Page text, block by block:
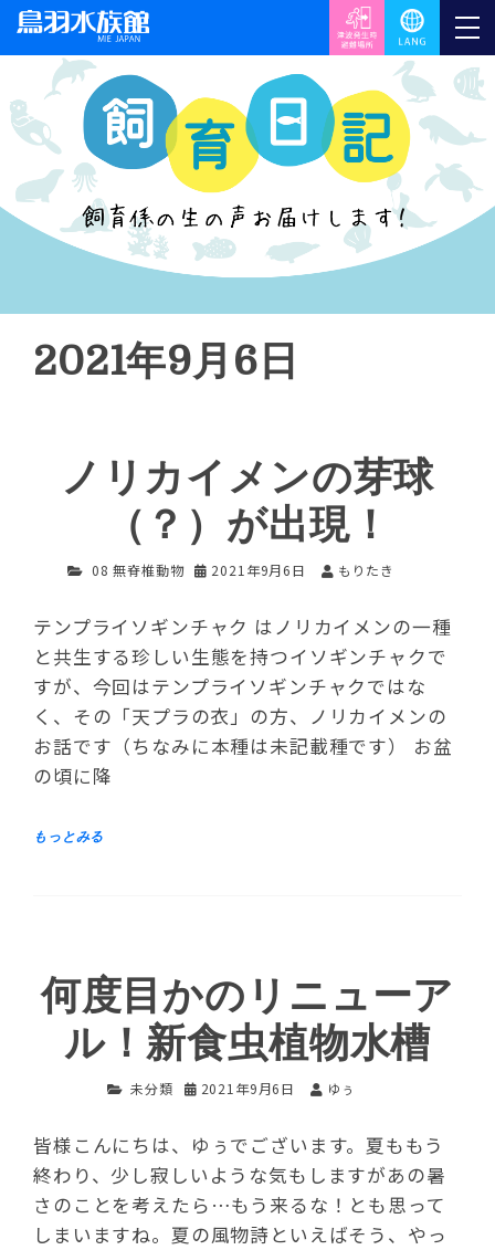
2021年9月6日
ノリカイメンの芽球
（？）が出現！
08 無脊椎動物 2021年9月6日 もりたき
テンプライソギンチャク はノリカイメンの一種
と共生する珍しい生態を持つイソギンチャクで
すが、今回はテンプライソギンチャクではな
く、その「天プラの衣」の方、ノリカイメンの
お話です（ちなみに本種は未記載種です） お盆
の頃に降
何度目かのリニューア
ル！新食虫植物水槽
未分類 2021年9月6日 ゆぅ
皆様こんにちは、ゆぅでございます。夏ももう
終わり、少し寂しいような気もしますがあの暑
さのことを考えたら…もう来るな！とも思って
しまいますね。夏の風物詩といえばそう、やっ